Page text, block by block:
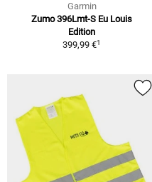
Garmin
Zumo 396Lmt-S Eu Louis
Edition
399,99 €1